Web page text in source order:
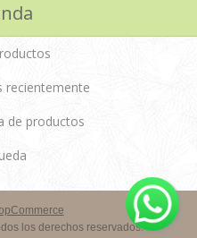
recientemente
de productos
los derechos reservados.